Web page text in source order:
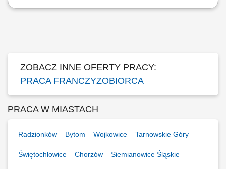
Główne zadania: Prowadzenie własnej działalności gospodarczej w
ZOBACZ INNE OFERTY PRACY:
PRACA FRANCZYZOBIORCA
PRACA W MIASTACH
Radzionków Bytom Wojkowice Tarnowskie Góry
Świętochłowice Chorzów Siemianowice Śląskie